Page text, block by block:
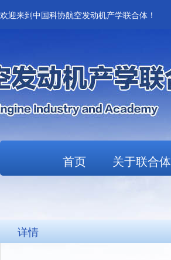
欢迎来到中国科协航空发动机产学联合体！
首页 关于联合体
详情